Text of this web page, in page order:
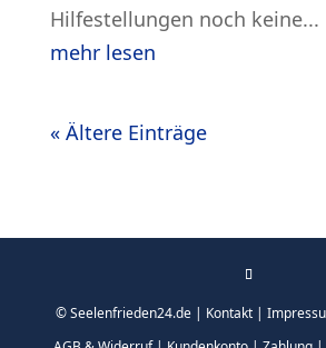
Hilfestellungen noch keine...
mehr lesen
« Ältere Einträge
© Seelenfrieden24.de | Kontakt |